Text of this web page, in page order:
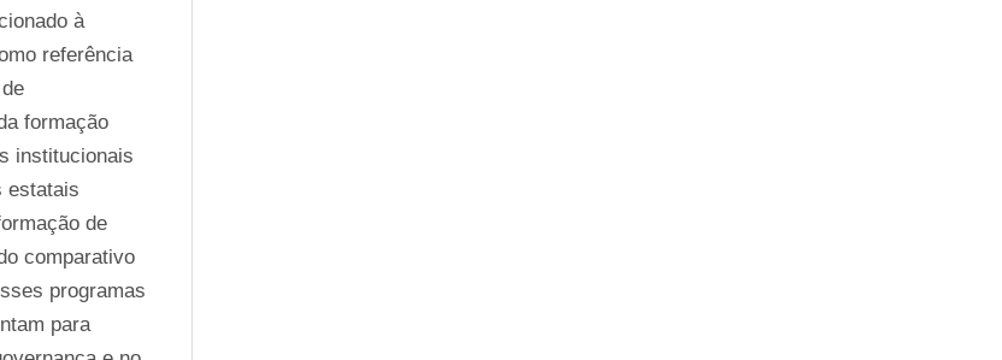
à
referência
formação
institucionais
estatais
de
comparativo
programas
para